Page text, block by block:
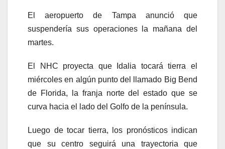
El aeropuerto de Tampa anunció que
suspendería sus operaciones la mañana del
martes.
El NHC proyecta que Idalia tocará tierra el
miércoles en algún punto del llamado Big Bend
de Florida, la franja norte del estado que se
curva hacia el lado del Golfo de la península.
Luego de tocar tierra, los pronósticos indican
que su centro seguirá una trayectoria que